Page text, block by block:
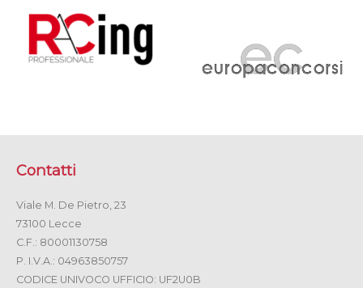
Contatti
Viale M. De Pietro, 23
73100 Lecce
C.F.: 80001130758
P. I.V.A.: 04963850757
CODICE UNIVOCO UFFICIO: UF2U0B